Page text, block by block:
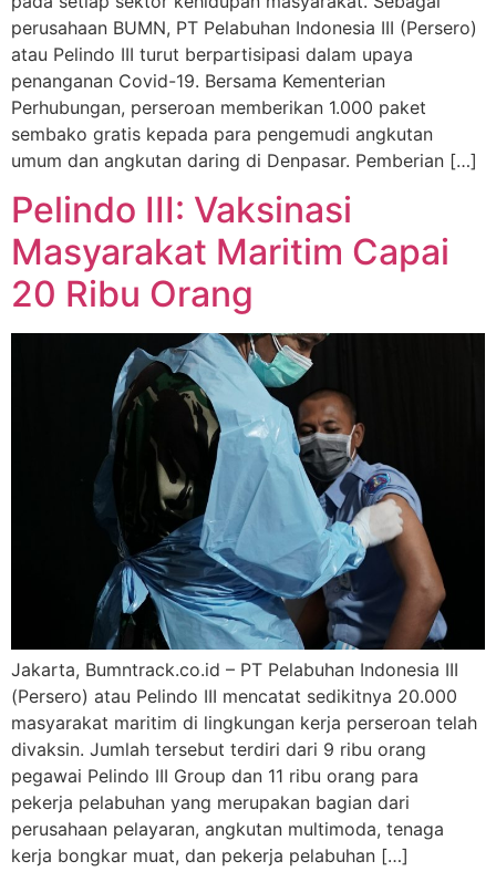
perusahaan BUMN, PT Pelabuhan Indonesia III (Persero)
atau Pelindo III turut berpartisipasi dalam upaya
penanganan Covid-19. Bersama Kementerian
Perhubungan, perseroan memberikan 1.000 paket
sembako gratis kepada para pengemudi angkutan
umum dan angkutan daring di Denpasar. Pemberian […]
Pelindo III: Vaksinasi
Masyarakat Maritim Capai
20 Ribu Orang
Jakarta, Bumntrack.co.id – PT Pelabuhan Indonesia III
(Persero) atau Pelindo III mencatat sedikitnya 20.000
masyarakat maritim di lingkungan kerja perseroan telah
divaksin. Jumlah tersebut terdiri dari 9 ribu orang
pegawai Pelindo III Group dan 11 ribu orang para
pekerja pelabuhan yang merupakan bagian dari
perusahaan pelayaran, angkutan multimoda, tenaga
kerja bongkar muat, dan pekerja pelabuhan […]